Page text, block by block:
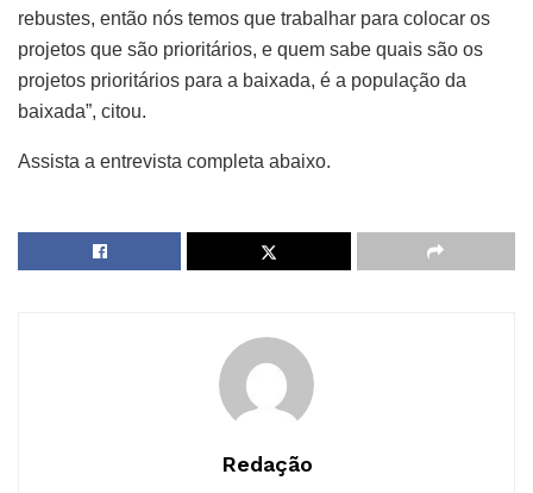
rebustes, então nós temos que trabalhar para colocar os
projetos que são prioritários, e quem sabe quais são os
projetos prioritários para a baixada, é a população da
baixada”, citou.
Assista a entrevista completa abaixo.
Redação